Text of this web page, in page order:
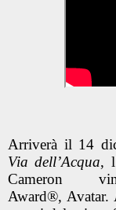
Arriverà il 14
Via dell’Acqua,
Cameron
Award®, Avatar.